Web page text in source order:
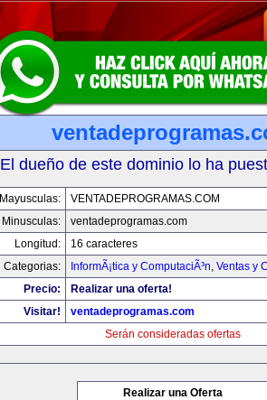
El dueño de este dominio lo ha
Mayusculas:
VENTADEPROGRAMAS.COM
Minusculas:
ventadeprogramas.com
Longitud:
16 caracteres
Categorias:
InformÃ¡tica y ComputaciÃ³n, Ventas y
Precio:
Realizar una oferta!
Visitar!
ventadeprogramas.com
Serán consideradas ofertas
Realizar una Oferta